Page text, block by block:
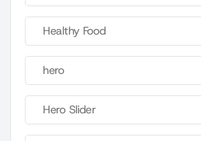
Healthy Food
hero
Hero Slider